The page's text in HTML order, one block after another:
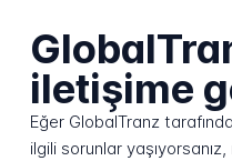
iletişime
Eğer GlobalTranz
ilgili sorunlar